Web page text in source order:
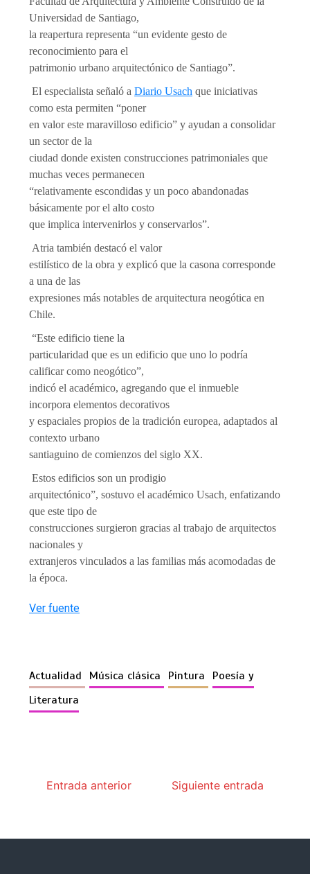
Universidad de Santiago,
la reapertura representa “un evidente gesto de
reconocimiento para el
patrimonio urbano arquitectónico de Santiago”.
El especialista señaló aDiario Usach que iniciativas
como esta permiten “poner
en valor este maravilloso edificio” y ayudan a consolidar
un sector de la
ciudad donde existen construcciones patrimoniales que
muchas veces permanecen
“relativamente escondidas y un poco abandonadas
básicamente por el alto costo
que implica intervenirlos y conservarlos”.
Atria también destacó el valor
estilístico de la obra y explicó que la casona corresponde
a una de las
expresiones más notables de arquitectura neogótica en
Chile.
“Este edificio tiene la
particularidad que es un edificio que uno lo podría
calificar como neogótico”,
indicó el académico, agregando que el inmueble
incorpora elementos decorativos
y espaciales propios de la tradición europea, adaptados al
contexto urbano
santiaguino de comienzos del siglo XX.
Estos edificios son un prodigio
arquitectónico”, sostuvo el académico Usach, enfatizando
que este tipo de
construcciones surgieron gracias al trabajo de arquitectos
nacionales y
extranjeros vinculados a las familias más acomodadas de
la época.
Ver fuente
Actualidad Música clásica Pintura
Poesía y
Literatura
Entrada anterior Siguiente entrada